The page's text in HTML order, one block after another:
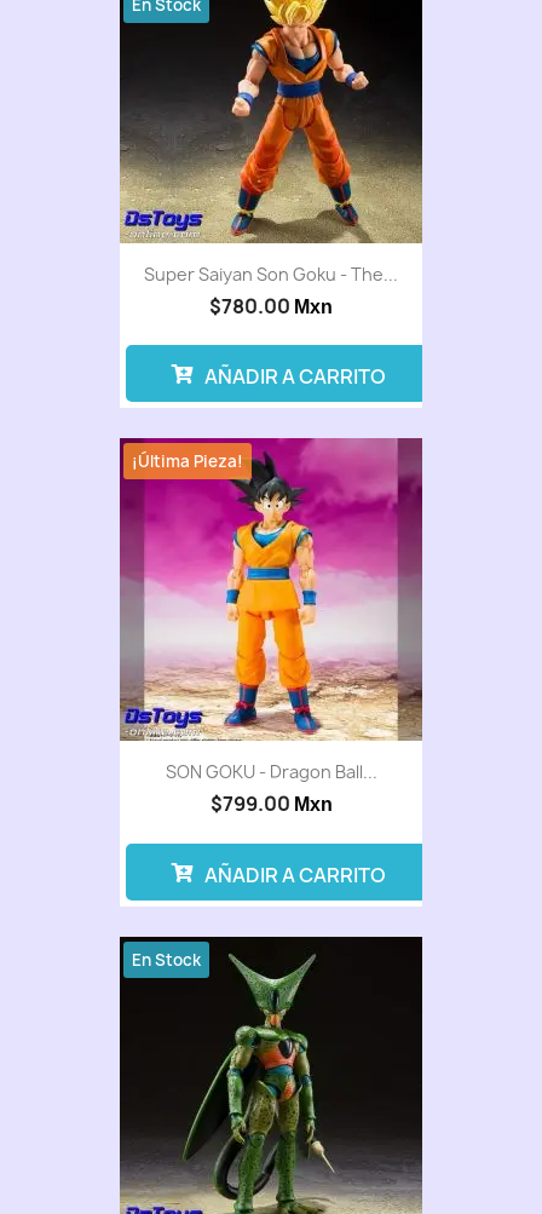
Super Saiyan Son Goku - The...
$780.00 Mxn
En Stock
AÑADIR A CARRITO
SON GOKU - Dragon Ball...
$799.00 Mxn
¡Última Pieza!
AÑADIR A CARRITO
En Stock